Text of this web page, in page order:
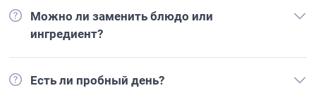
Можно ли заменить блюдо или
ингредиент?
Есть ли пробный день?